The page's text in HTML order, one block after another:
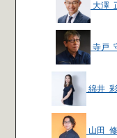
大澤
寺戸
綿井
山田